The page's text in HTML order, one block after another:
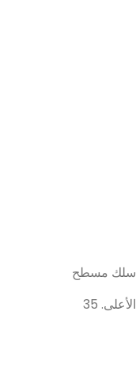
سلك مسطح
الأعلى. 35